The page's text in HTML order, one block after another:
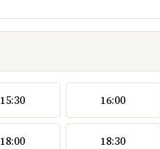
15:30 16:00
18:00 18:30